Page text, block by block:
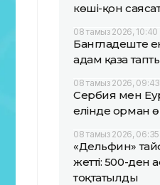
көші-қон
08 тамыз 2026, 10:40
Бангладеште
адам қаза
08 тамыз 2026, 09:43
Сербия мен
елінде орман
08 тамыз 2026, 06:35
«Дельфин»
жетті: 500-ден
тоқтатылды